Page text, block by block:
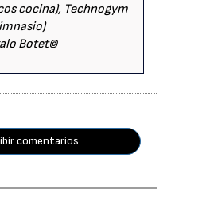
cocina), Technogym
Botet©
comentarios